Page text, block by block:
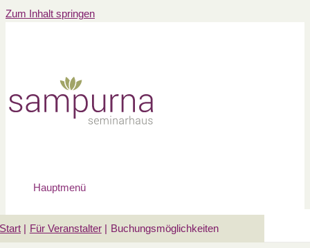
Zum Inhalt springen
Hauptmenü
Start Für Veranstalter Buchungsmöglichkeiten